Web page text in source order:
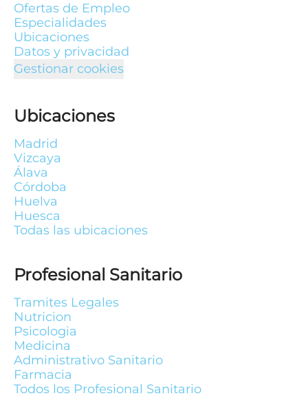
Ofertas de Empleo
Especialidades
Ubicaciones
Datos y privacidad
Gestionar cookies
Ubicaciones
Madrid
Vizcaya
Álava
Córdoba
Huelva
Huesca
Todas las ubicaciones
Profesional Sanitario
Tramites Legales
Nutricion
Psicologia
Medicina
Administrativo Sanitario
Farmacia
Todos los Profesional Sanitario